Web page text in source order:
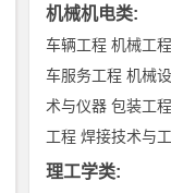
机械机电类:
车辆工程 机械工
车服务工程 机械
术与仪器 包装工程
工程 焊接技术与
理工学类: